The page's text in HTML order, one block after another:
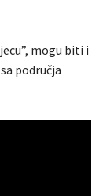
mogu biti i
područja